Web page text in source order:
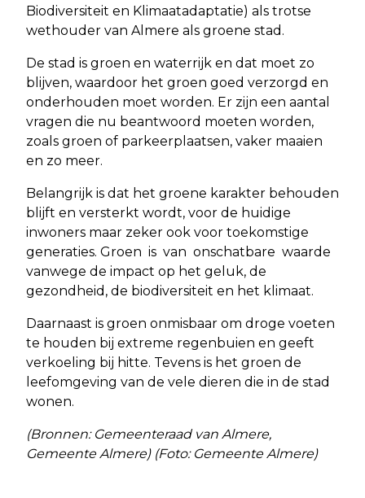
Biodiversiteit en Klimaatadaptatie) als trotse
wethouder van Almere als groene stad.
De stad is groen en waterrijk en dat moet zo
blijven, waardoor het groen goed verzorgd en
onderhouden moet worden. Er zijn een aantal
vragen die nu beantwoord moeten worden,
zoals groen of parkeerplaatsen, vaker maaien
en zo meer.
Belangrijk is dat het groene karakter behouden
blijft en versterkt wordt, voor de huidige
inwoners maar zeker ook voor toekomstige
generaties. Groen is van onschatbare waarde
vanwege de impact op het geluk, de
gezondheid, de biodiversiteit en het klimaat.
Daarnaast is groen onmisbaar om droge voeten
te houden bij extreme regenbuien en geeft
verkoeling bij hitte. Tevens is het groen de
leefomgeving van de vele dieren die in de stad
wonen.
(Bronnen: Gemeenteraad van Almere,
Gemeente Almere) (Foto: Gemeente Almere)